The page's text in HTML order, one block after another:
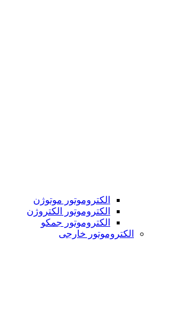
الکتروموتور موتوژن
الکتروموتور الکتروژن
الکتروموتور جمکو
الکتروموتور خارجی